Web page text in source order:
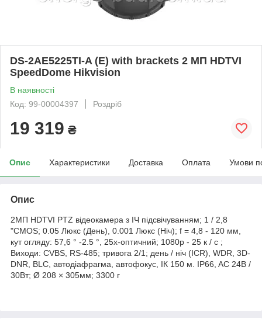
DS-2AE5225TI-A (E) with brackets 2 МП HDTVI
SpeedDome Hikvision
В наявності
Код: 99-00004397
Роздріб
19 319 ₴
Опис Характеристики Доставка Оплата Умови
Опис
2МП HDTVI PTZ відеокамера з ІЧ підсвічуванням; 1 / 2,8
"CMOS; 0.05 Люкс (День), 0.001 Люкс (Ніч); f = 4,8 - 120 мм,
кут огляду: 57,6 ° -2.5 °, 25x-оптичний; 1080p - 25 к / с ;
Виходи: CVBS, RS-485; тривога 2/1; день / ніч (ICR), WDR, 3D-
DNR, BLC, автодіафрагма, автофокус, ІК 150 м. IP66, AC 24В /
30Вт; Ø 208 × 305мм; 3300 г